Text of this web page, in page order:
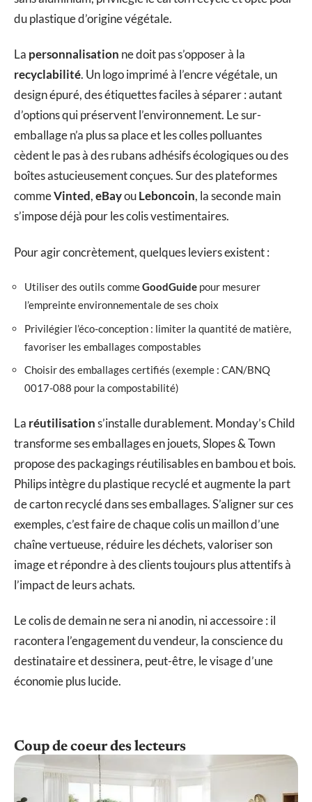
du plastique d’origine végétale.
La personnalisation ne doit pas s’opposer à la
recyclabilité. Un logo imprimé à l’encre végétale, un
design épuré, des étiquettes faciles à séparer : autant
d’options qui préservent l’environnement. Le sur-
emballage n’a plus sa place et les colles polluantes
cèdent le pas à des rubans adhésifs écologiques ou des
boîtes astucieusement conçues. Sur des plateformes
commeVinted,eBayouLeboncoin, la seconde main
s’impose déjà pour les colis vestimentaires.
Pour agir concrètement, quelques leviers existent :
Utiliser des outils commeGoodGuide pour mesurer
l’empreinte environnementale de ses choix
Privilégier l’éco-conception : limiter la quantité de matière,
favoriser les emballages compostables
Choisir des emballages certifiés (exemple : CAN/BNQ
0017-088 pour la compostabilité)
La réutilisations’installe durablement. Monday’s Child
transforme ses emballages en jouets, Slopes & Town
propose des packagings réutilisables en bambou et bois.
Philips intègre du plastique recyclé et augmente la part
de carton recyclé dans ses emballages. S’aligner sur ces
exemples, c’est faire de chaque colis un maillon d’une
chaîne vertueuse, réduire les déchets, valoriser son
image et répondre à des clients toujours plus attentifs à
l’impact de leurs achats.
Le colis de demain ne sera ni anodin, ni accessoire : il
racontera l’engagement du vendeur, la conscience du
destinataire et dessinera, peut-être, le visage d’une
économie plus lucide.
Coup de coeur des lecteurs